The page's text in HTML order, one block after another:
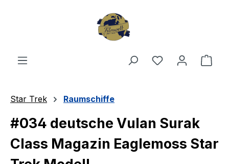
Du hast 0
Star Trek Raumschiffe
#034 deutsche Vulan Surak
Class Magazin Eaglemoss Star